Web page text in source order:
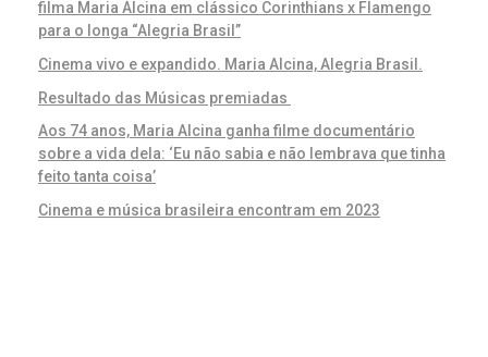
filma Maria Alcina em clássico Corinthians x Flamengo
para o longa “Alegria Brasil”
Cinema vivo e expandido. Maria Alcina, Alegria Brasil.
Resultado das Músicas premiadas
Aos 74 anos, Maria Alcina ganha filme documentário
sobre a vida dela: ‘Eu não sabia e não lembrava que tinha
feito tanta coisa’
Cinema e música brasileira encontram em 2023